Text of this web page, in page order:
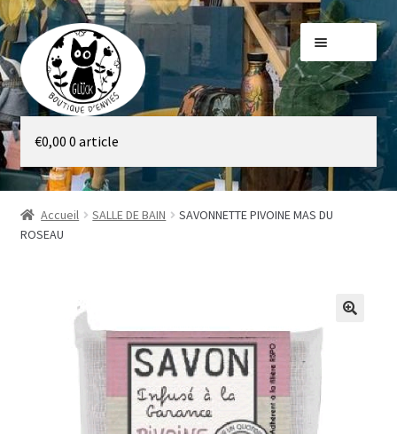
Aller
à
la
navigation
Aller
au
contenu
Galerie
Boutique
€0,00 0 article
Accueil SALLE DE BAIN
SAVONNETTE PIVOINE MAS DU
ROSEAU